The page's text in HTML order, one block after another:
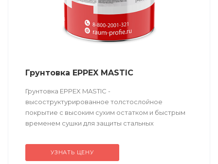
Грунтовка EPPEX MASTIC
Грунтовка EPPEX MASTIC -
высоструктурированное толстослойное
покрытие с высоким сухим остатком и быстрым
временем сушки для защиты стальных
Техническое описание
УЗНАТЬ ЦЕНУ